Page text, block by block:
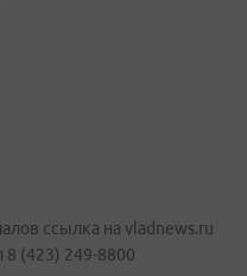
ссылка на vladnews.ru
8 (423) 249-8800